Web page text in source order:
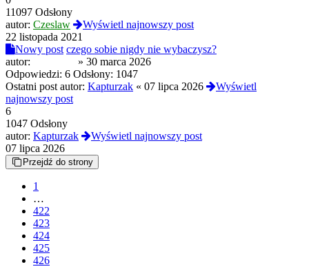
11097 Odsłony
autor: Czeslaw
Wyświetl najnowszy post
22 listopada 2021
Nowy post czego sobie nigdy nie wybaczysz?
autor:
» 30 marca 2026
Odpowiedzi: 6 Odsłony: 1047
Ostatni post autor: Kapturzak « 07 lipca 2026
Wyświetl
najnowszy post
6
1047 Odsłony
autor: Kapturzak
Wyświetl najnowszy post
07 lipca 2026
Przejdź do strony
1
…
422
423
424
425
426